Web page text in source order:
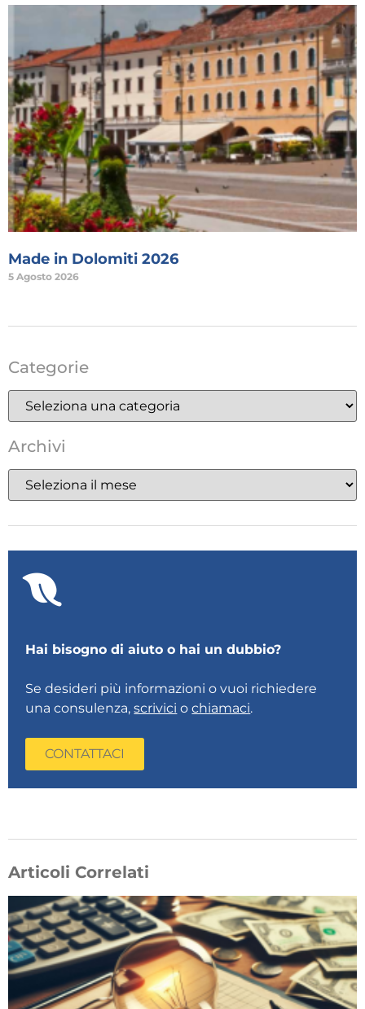
Made in Dolomiti 2026
5 Agosto 2026
Categorie
Archivi
Hai bisogno di aiuto o hai un dubbio?
Se desideri più informazioni o vuoi richiedere
una consulenza,scrivici ochiamaci.
CONTATTACI
Articoli Correlati